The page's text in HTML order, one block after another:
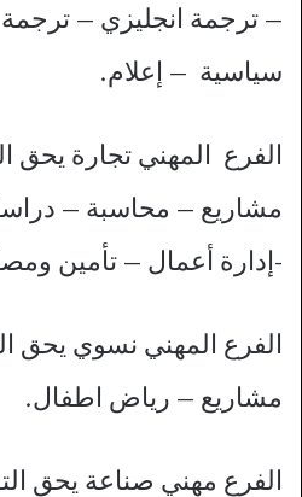
– ترجمة انجليزي –
سياسية – إعلام.
الفرع المهني تجارة يحق
مشاريع – محاسبة –
-إدارة أعمال – تأمين
الفرع المهني نسوي يحق
مشاريع – رياض اطفال.
الفرع مهني صناعة يحق